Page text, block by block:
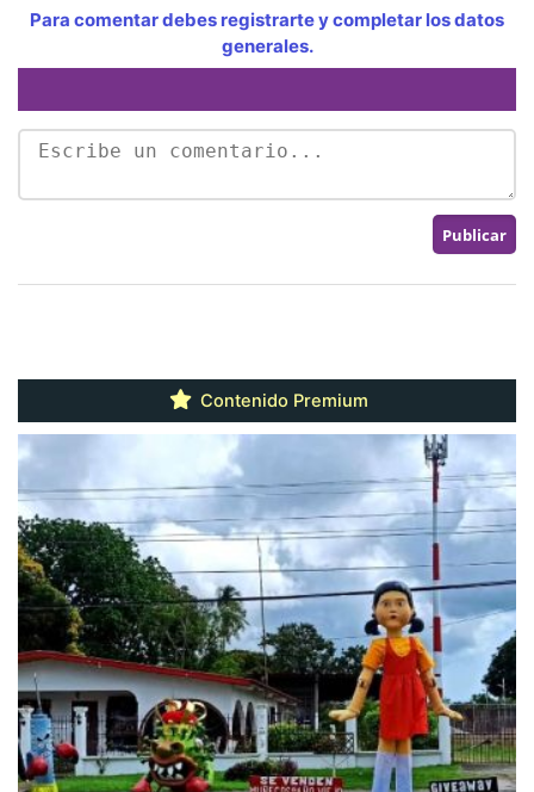
Para comentar debes registrarte y completar los datos
generales.
Contenido Premium